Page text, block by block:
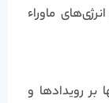
ماوراء
بر رویدادها و